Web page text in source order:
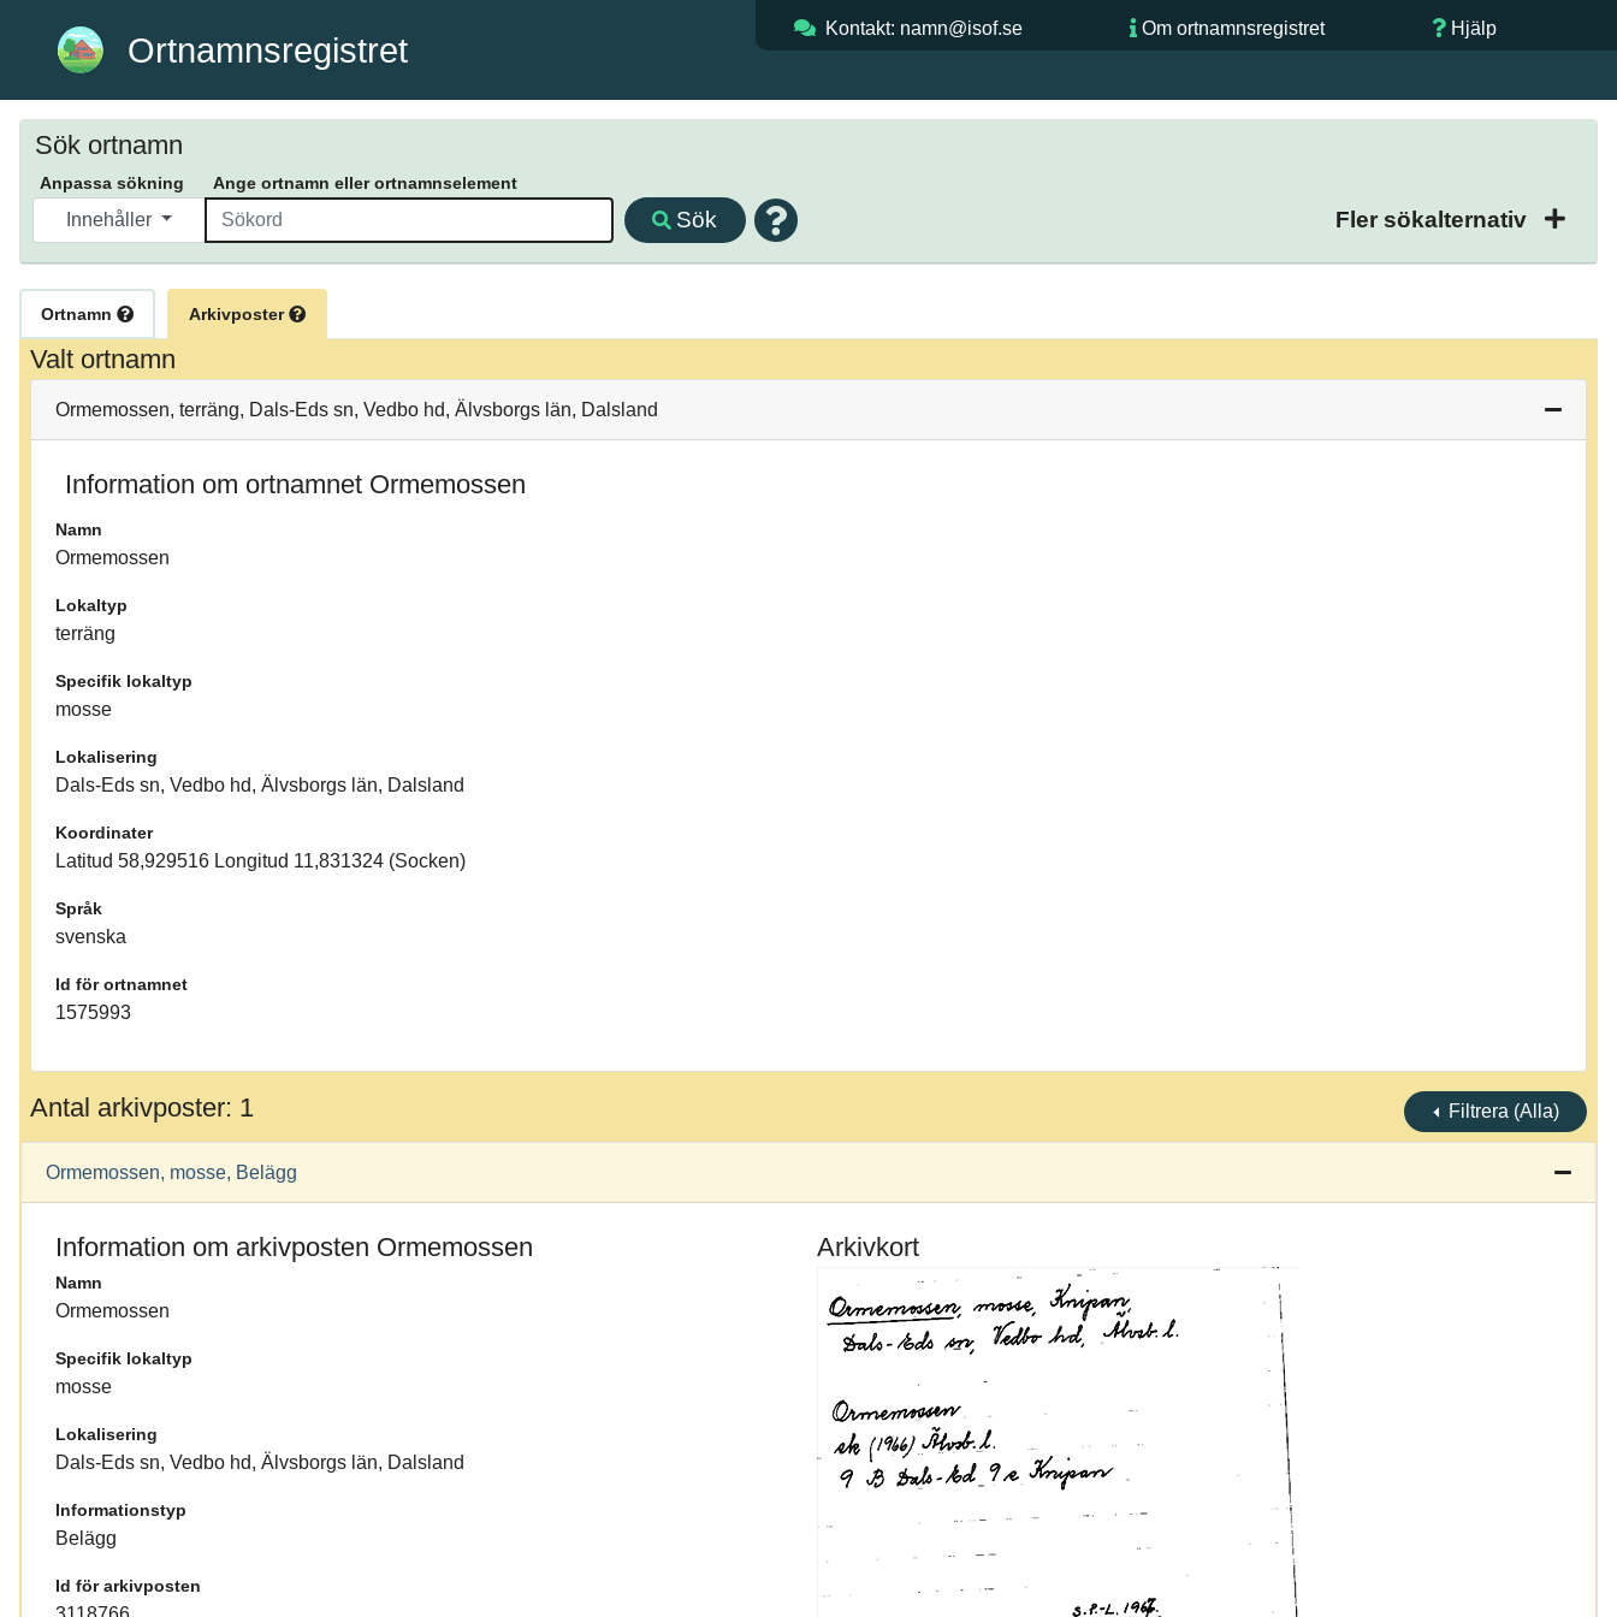
Ortnamnsregistret
Kontakt: namn@isof.se Om ortnamnsregistret Hjälp
Sök ortnamn
Anpassa sökning Ange ortnamn eller ortnamnselement
Innehåller Sök Fler sökalternativ
Ortnamn Arkivposter
Valt ortnamn
Ormemossen, terräng, Dals-Eds sn, Vedbo hd, Älvsborgs län, Dalsland
Information om ortnamnet Ormemossen
Namn
Ormemossen
Lokaltyp
terräng
Specifik lokaltyp
mosse
Lokalisering
Dals-Eds sn, Vedbo hd, Älvsborgs län, Dalsland
Koordinater
Latitud 58,929516 Longitud 11,831324 (Socken)
Språk
svenska
Id för ortnamnet
1575993
Antal arkivposter: 1 Filtrera (Alla)
Ormemossen, mosse, Belägg
Information om arkivposten Ormemossen
Namn
Ormemossen
Specifik lokaltyp
mosse
Lokalisering
Dals-Eds sn, Vedbo hd, Älvsborgs län, Dalsland
Informationstyp
Belägg
Id för arkivposten
Arkivkort